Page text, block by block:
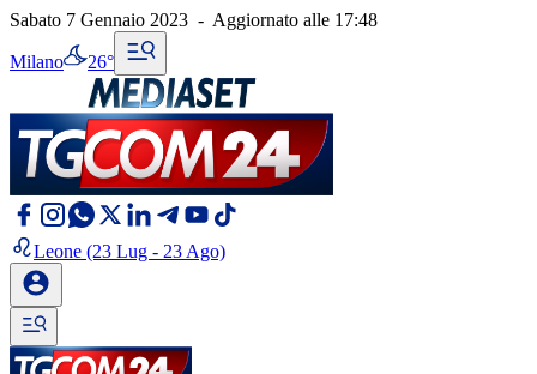
Sabato 7 Gennaio 2023 - Aggiornato alle 17:48
Milano 26°
Leone (23 Lug - 23 Ago)